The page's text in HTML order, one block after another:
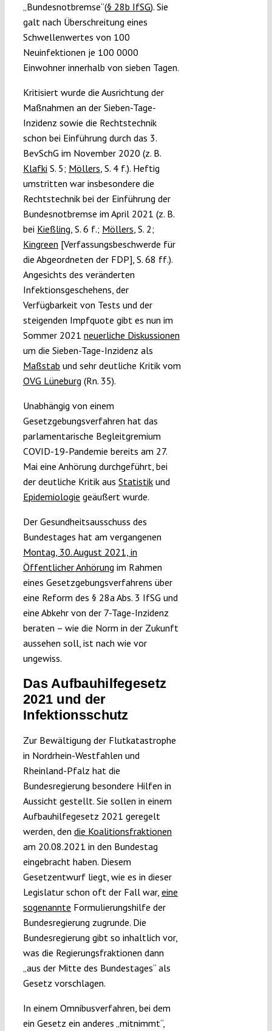
„Bundesnotbremse“(§ 28b IfSG). Sie
galt nach Überschreitung eines
Schwellenwertes von 100
Neuinfektionen je 100 0000
Einwohner innerhalb von sieben Tagen.
Kritisiert wurde die Ausrichtung der
Maßnahmen an der Sieben-Tage-
Inzidenz sowie die Rechtstechnik
schon bei Einführung durch das 3.
BevSchG im November 2020 (z. B.
Klafki S. 5; Möllers, S. 4 f.). Heftig
umstritten war insbesondere die
Rechtstechnik bei der Einführung der
Bundesnotbremse im April 2021 (z. B.
bei Kießling, S. 6 f.; Möllers, S. 2;
Kingreen [Verfassungsbeschwerde für
die Abgeordneten der FDP], S. 68 ff.).
Angesichts des veränderten
Infektionsgeschehens, der
Verfügbarkeit von Tests und der
steigenden Impfquote gibt es nun im
Sommer 2021 neuerliche Diskussionen
um die Sieben-Tage-Inzidenz als
Maßstab und sehr deutliche Kritik vom
OVG Lüneburg (Rn. 35).
Unabhängig von einem
Gesetzgebungsverfahren hat das
parlamentarische Begleitgremium
COVID-19-Pandemie bereits am 27.
Mai eine Anhörung durchgeführt, bei
der deutliche Kritik aus Statistikund
Epidemiologie geäußert wurde.
Der Gesundheitsausschuss des
Bundestages hat am vergangenen
Montag, 30. August 2021, in
Öffentlicher Anhörung im Rahmen
eines Gesetzgebungsverfahrens über
eine Reform des § 28a Abs. 3 IfSG und
eine Abkehr von der 7-Tage-Inzidenz
beraten – wie die Norm in der Zukunft
aussehen soll, ist nach wie vor
ungewiss.
Das Aufbauhilfegesetz
2021 und der
Infektionsschutz
Zur Bewältigung der Flutkatastrophe
in Nordrhein-Westfahlen und
Rheinland-Pfalz hat die
Bundesregierung besondere Hilfen in
Aussicht gestellt. Sie sollen in einem
Aufbauhilfegesetz 2021 geregelt
werden, den die Koalitionsfraktionen
am 20.08.2021 in den Bundestag
eingebracht haben. Diesem
Gesetzentwurf liegt, wie es in dieser
Legislatur schon oft der Fall war, eine
sogenannte Formulierungshilfe der
Bundesregierung zugrunde. Die
Bundesregierung gibt so inhaltlich vor,
was die Regierungsfraktionen dann
„aus der Mitte des Bundestages“ als
Gesetz vorschlagen.
In einem Omnibusverfahren, bei dem
ein Gesetz ein anderes „mitnimmt“,